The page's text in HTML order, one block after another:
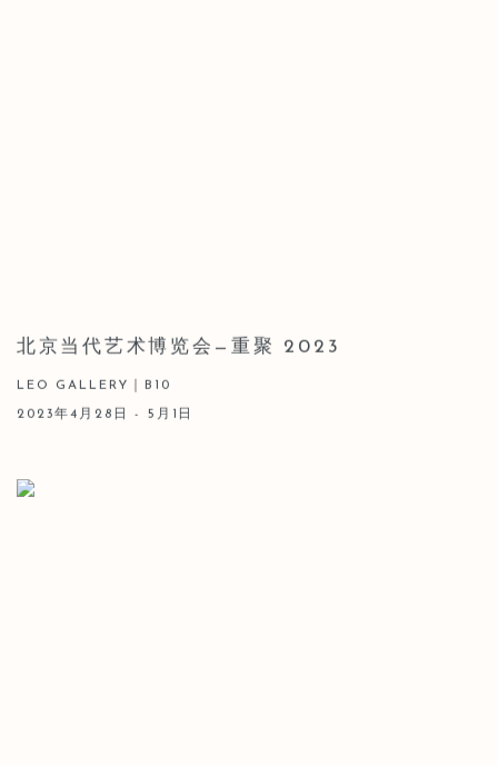
北京当代艺术博览会—重聚 2023
LEO GALLERY｜B10
2023年4月28日 - 5月1日